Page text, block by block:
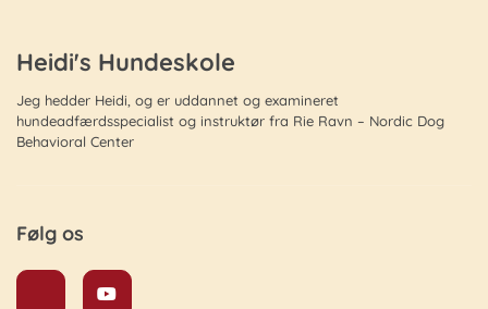
Heidi's Hundeskole
Jeg hedder Heidi, og er uddannet og examineret
hundeadfærdsspecialist og instruktør fra Rie Ravn – Nordic Dog
Behavioral Center
Følg os